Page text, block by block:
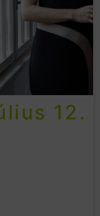
12.